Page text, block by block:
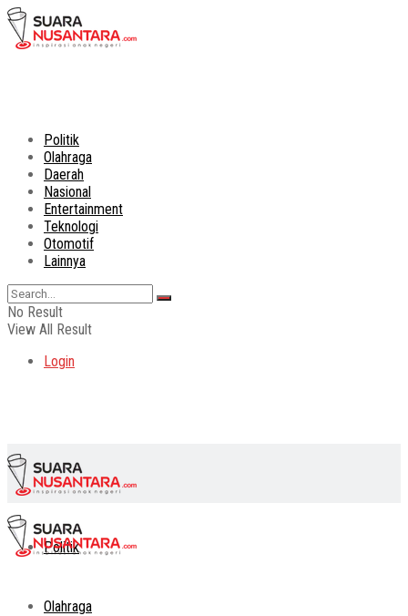
Politik
Olahraga
Daerah
Nasional
Entertainment
Teknologi
Otomotif
Lainnya
No Result
View All Result
Login
Politik
Olahraga